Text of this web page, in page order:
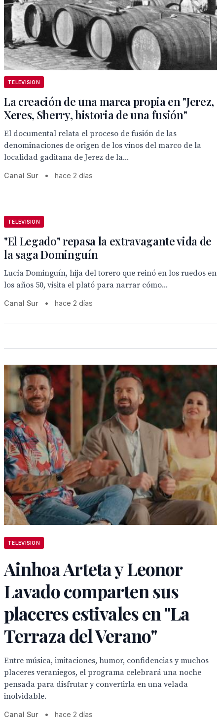
TELEVISION
La creación de una marca propia en "Jerez,
Xeres, Sherry, historia de una fusión"
El documental relata el proceso de fusión de las
denominaciones de origen de los vinos del marco de la
localidad gaditana de Jerez de la...
Canal Sur • hace 2 días
TELEVISION
"El Legado" repasa la extravagante vida de
la saga Dominguín
Lucía Dominguín, hija del torero que reinó en los ruedos en
los años 50, visita el plató para narrar cómo...
Canal Sur • hace 2 días
TELEVISION
Ainhoa Arteta y Leonor
Lavado comparten sus
placeres estivales en "La
Terraza del Verano"
Entre música, imitaciones, humor, confidencias y muchos
placeres veraniegos, el programa celebrará una noche
pensada para disfrutar y convertirla en una velada
inolvidable.
Canal Sur • hace 2 días